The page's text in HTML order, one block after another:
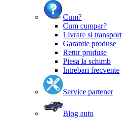
Cum?
Cum cumpar?
Livrare si transport
Garantie produse
Retur produse
Piesa la schimb
Intrebari frecvente
Service partener
Blog auto